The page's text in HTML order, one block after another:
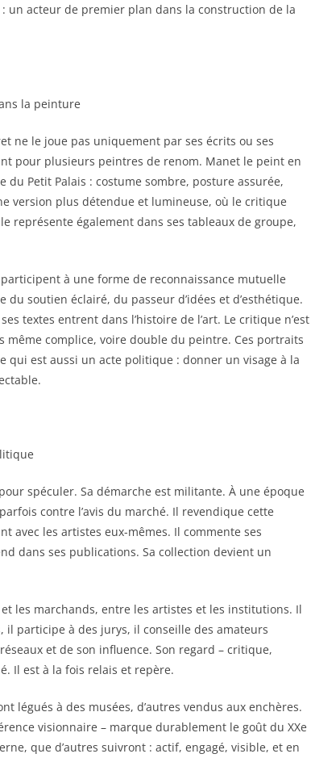
acteur de premier plan dans la construction de la
la peinture
ne le joue pas uniquement par ses écrits ou ses
pour plusieurs peintres de renom. Manet le peint en
Petit Palais : costume sombre, posture assurée,
version plus détendue et lumineuse, où le critique
représente également dans ses tableaux de groupe,
à une forme de reconnaissance mutuelle
soutien éclairé, du passeur d’idées et d’esthétique.
textes entrent dans l’histoire de l’art. Le critique n’est
complice, voire double du peintre. Ces portraits
est aussi un acte politique : donner un visage à la
spéculer. Sa démarche est militante. À une époque
contre l’avis du marché. Il revendique cette
avec les artistes eux-mêmes. Il commente ses
dans ses publications. Sa collection devient un
les marchands, entre les artistes et les institutions. Il
participe à des jurys, il conseille des amateurs
et de son influence. Son regard – critique,
Il est à la fois relais et repère.
légués à des musées, d’autres vendus aux enchères.
visionnaire – marque durablement le goût du XXe
que d’autres suivront : actif, engagé, visible, et en